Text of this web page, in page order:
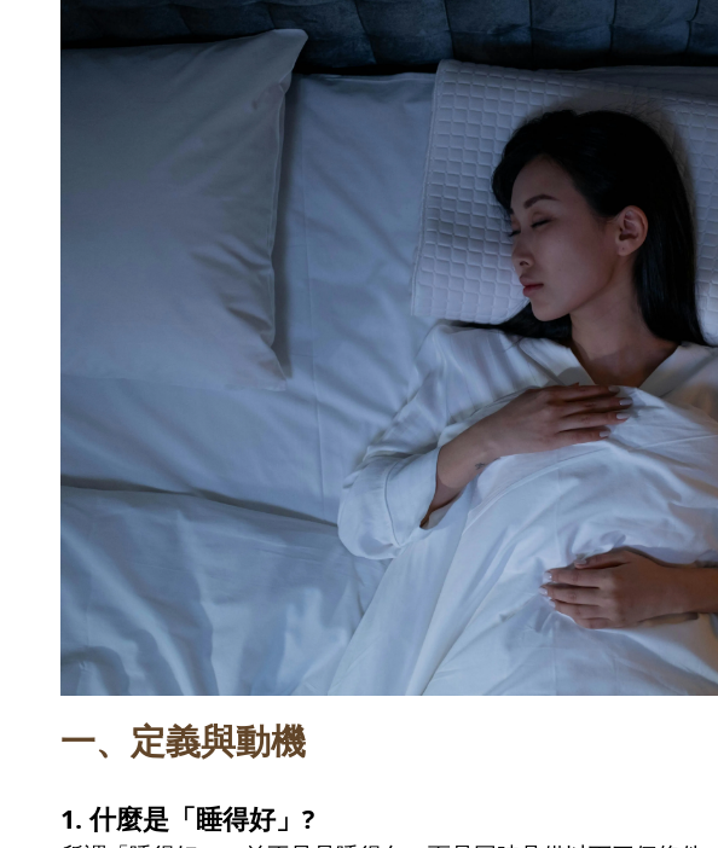
一、定義與動機
1. 什麼是「睡得好」?